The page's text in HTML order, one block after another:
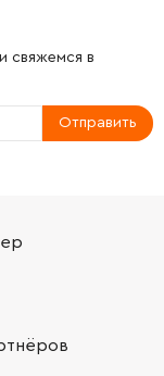
свяжемся в
Отправить